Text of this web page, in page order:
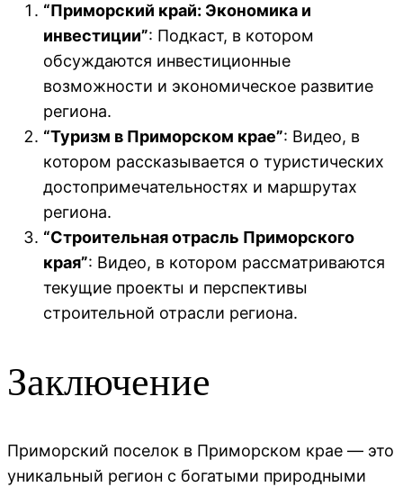
“Приморский край: Экономика и
инвестиции”: Подкаст, в котором
обсуждаются инвестиционные
возможности и экономическое развитие
региона.
“Туризм в Приморском крае”: Видео, в
котором рассказывается о туристических
достопримечательностях и маршрутах
региона.
“Строительная отрасль Приморского
края”: Видео, в котором рассматриваются
текущие проекты и перспективы
строительной отрасли региона.
Заключение
Приморский поселок в Приморском крае — это
уникальный регион с богатыми природными